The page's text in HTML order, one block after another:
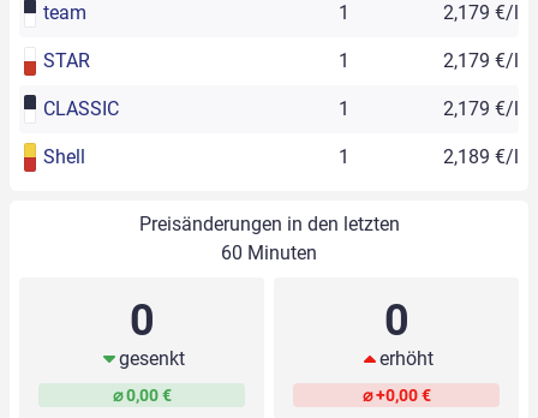
team 1 2,179 €/l
STAR 1 2,179 €/l
CLASSIC 1 2,179 €/l
Shell 1 2,189 €/l
Preisänderungen in den letzten
60 Minuten
0
gesenkt
⌀ 0,00 €
0
erhöht
⌀ +0,00 €